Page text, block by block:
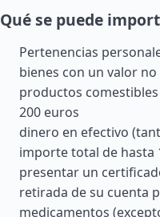
Qué se puede
Pertenencias
bienes con un valor
productos
200 euros
dinero en efectivo
importe total de hasta
presentar un
retirada de su cuenta
medicamentos